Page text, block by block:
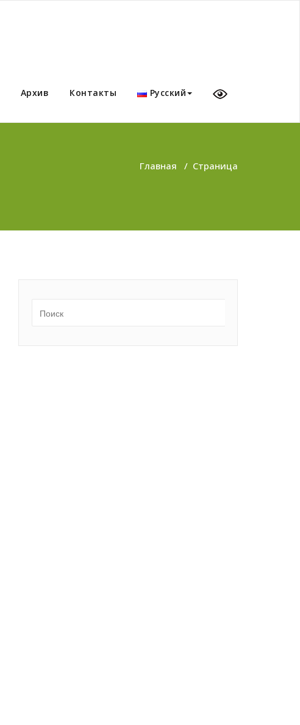
Архив Контакты Русский
Главная / Страница